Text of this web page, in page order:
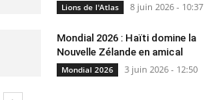
Lions de l'Atlas 8 juin 2026 - 10:37
Mondial 2026 : Haïti domine la
Nouvelle Zélande en amical
Mondial 2026 3 juin 2026 - 12:50